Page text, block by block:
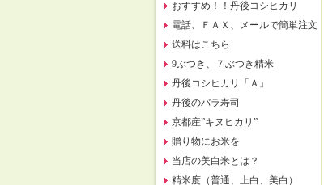
おすすめ！！丹後コシヒカリ
電話、ＦＡＸ、メールで簡単注文
送料はこちら
9ぶつき、７ぶつき精米
丹後コシヒカリ「Ａ」
丹後のバラ寿司
京都産”キヌヒカリ”
贈り物にお米を
当店の美白米とは？
精米度（普通、上白、美白）